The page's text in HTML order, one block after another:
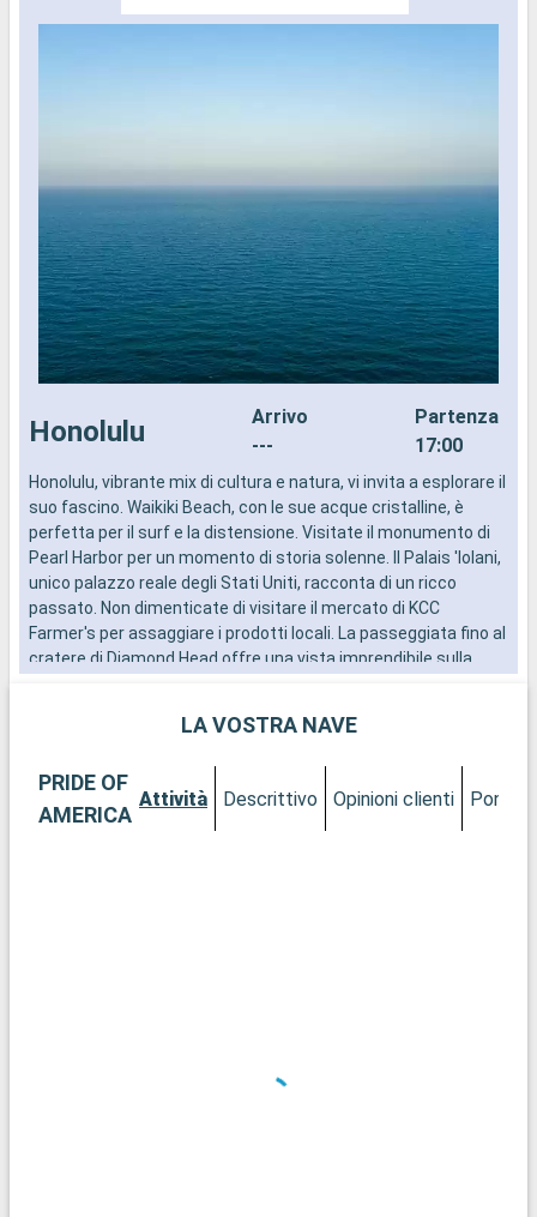
Honolulu
Arrivo
---
Partenza
17:00
Honolulu, vibrante mix di cultura e natura, vi invita a esplorare il
suo fascino. Waikiki Beach, con le sue acque cristalline, è
perfetta per il surf e la distensione. Visitate il monumento di
Pearl Harbor per un momento di storia solenne. Il Palais 'Iolani,
unico palazzo reale degli Stati Uniti, racconta di un ricco
passato. Non dimenticate di visitare il mercato di KCC
Farmer's per assaggiare i prodotti locali. La passeggiata fino al
cratere di Diamond Head offre una vista imprendibile sulla
LA VOSTRA NAVE
PRIDE OF
AMERICA
Attività Descrittivo Opinioni clienti Ponti